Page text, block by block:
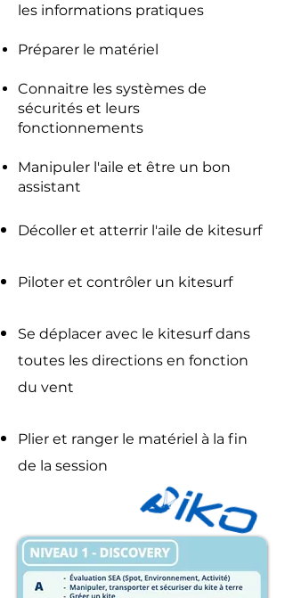
les informations pratiques
Préparer le matériel
Connaitre les systèmes de
sécurités et leurs
fonctionnements
Manipuler l'aile et être un bon
assistant
Décoller et atterrir l'aile de kitesurf
Piloter et contrôler un kitesurf
Se déplacer avec le kitesurf dans
toutes les directions en fonction
du vent
Plier et ranger le matériel à la fin
de la session